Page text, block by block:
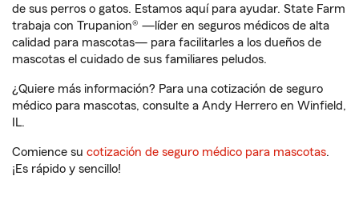
de sus perros o gatos. Estamos aquí para ayudar. State Farm
trabaja con Trupanion® —líder en seguros médicos de alta
calidad para mascotas— para facilitarles a los dueños de
mascotas el cuidado de sus familiares peludos.
¿Quiere más información? Para una cotización de seguro
médico para mascotas, consulte a Andy Herrero en Winfield,
IL.
Comience su cotización de seguro médico para mascotas.
¡Es rápido y sencillo!